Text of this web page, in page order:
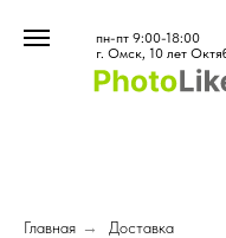
пн-пт 9:00-18:00
г. Омск, 10 лет
Главная → Доставка